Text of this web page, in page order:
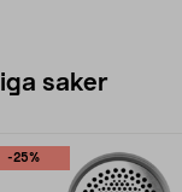
saker
-25%